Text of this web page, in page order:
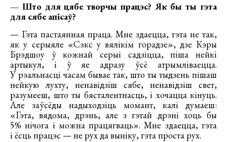
— Што для цябе творчы працэс? Як бы ты гэта
для сябе апісаў?
— Гэта пастаянная праца. Мне здаецца, гэта не так,
як у серыяле «Сэкс у вялікім горадзе», дзе Кэры
Брэдшоу ў кожнай серыі садзіцца, піша нейкі
артыкул, і ў яе адразу ўсё атрымліваецца.
У рэальнасці часам бывае так, што ты тыдзень пішаш
нейкую лухту, ненавідзіш сябе, ненавідзіш свет,
разумееш, што ты бясталентнасць, і хочацца кінуць.
Але заўсёды надыходзіць момант, калі думаеш:
«Гэта, вядома, дрэнь, але з гэтай дрэні хоць бы
5% нічога і можна працягваць». Мне здаецца, гэта
і ёсць працэс — не рух да выніку, гэта проста рух.